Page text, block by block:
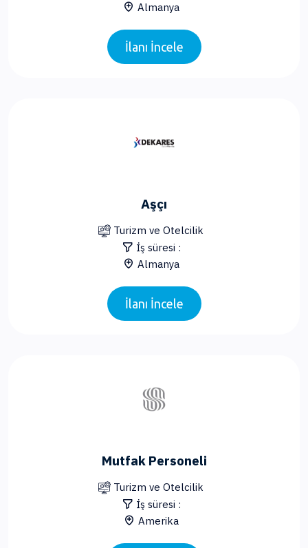
Almanya
İlanı İncele
Aşçı
Turizm ve Otelcilik
İş süresi :
Almanya
İlanı İncele
Mutfak Personeli
Turizm ve Otelcilik
İş süresi :
Amerika